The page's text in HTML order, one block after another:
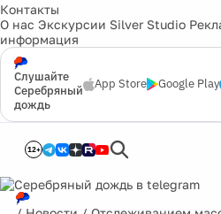
Контакты
О нас Экскурсии Silver Studio
информация
Слушайте
Серебряный
дождь
App Store Google Play
12+